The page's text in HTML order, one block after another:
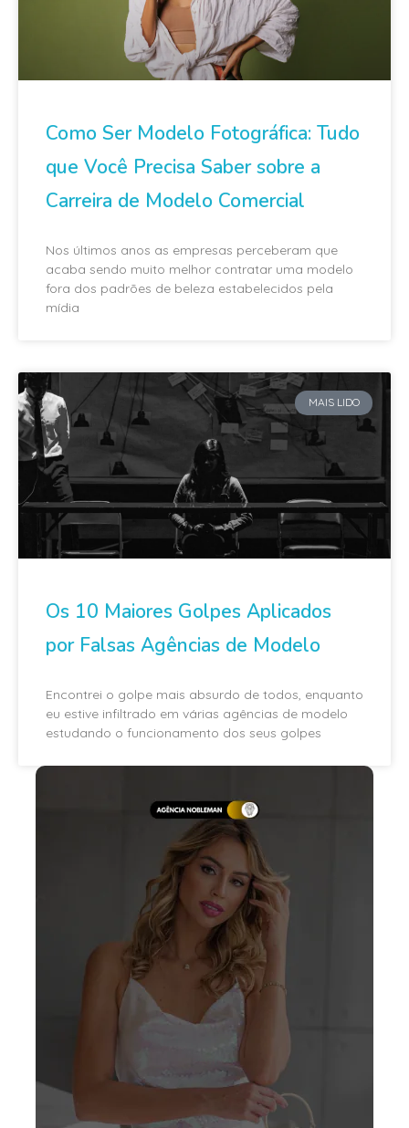
Como Ser Modelo Fotográfica: Tudo
que Você Precisa Saber sobre a
Carreira de Modelo Comercial
Nos últimos anos as empresas perceberam que
acaba sendo muito melhor contratar uma modelo
fora dos padrões de beleza estabelecidos pela
mídia
MAIS LIDO
Os 10 Maiores Golpes Aplicados
por Falsas Agências de Modelo
Encontrei o golpe mais absurdo de todos, enquanto
eu estive infiltrado em várias agências de modelo
estudando o funcionamento dos seus golpes